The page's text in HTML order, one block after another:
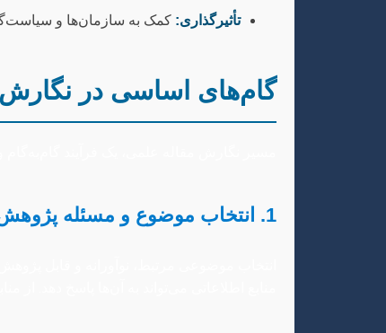
تأثیرگذاری: کمک به سازمان‌ها و
گام‌های اساسی در
1. انتخاب موضوع و مسئله پژوهش